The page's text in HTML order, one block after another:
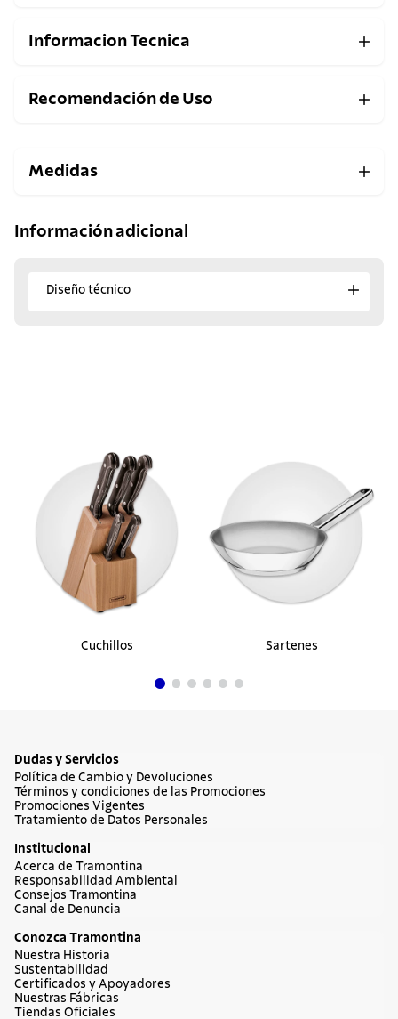
Informacion Tecnica
Recomendación de Uso
Medidas
Información adicional
Diseño técnico
Cuchillos Sartenes
Dudas y Servicios
Política de Cambio y Devoluciones
Términos y condiciones de las Promociones
Promociones Vigentes
Tratamiento de Datos Personales
Institucional
Acerca de Tramontina
Responsabilidad Ambiental
Consejos Tramontina
Canal de Denuncia
Conozca Tramontina
Nuestra Historia
Sustentabilidad
Certificados y Apoyadores
Nuestras Fábricas
Tiendas Oficiales